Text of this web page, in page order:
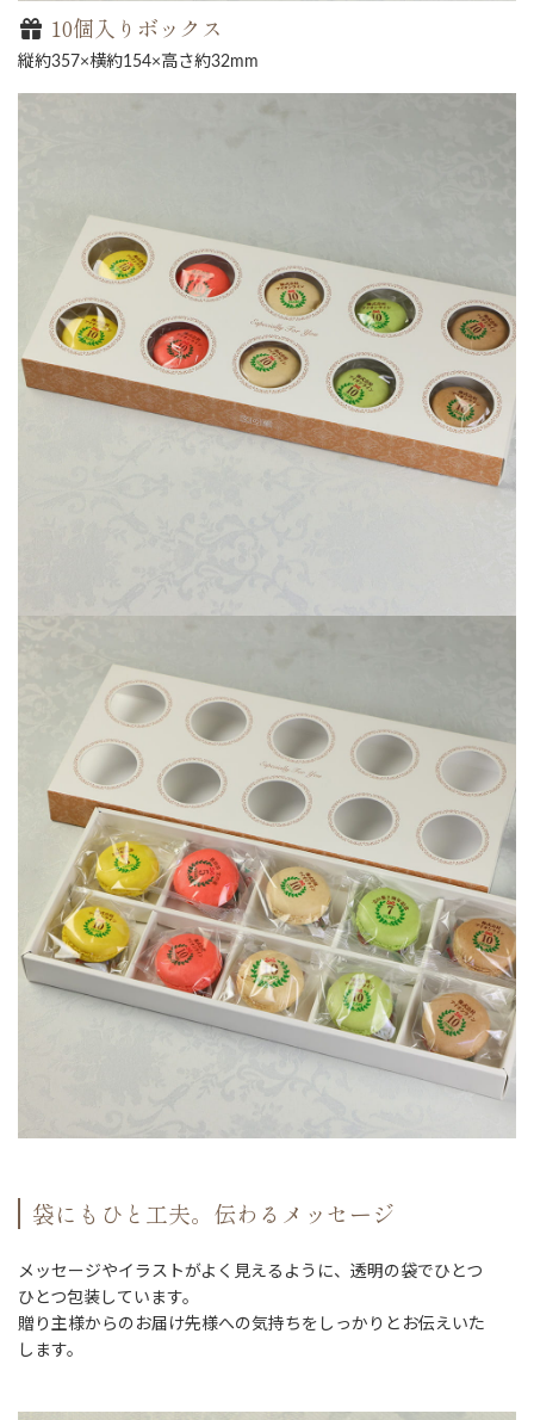
10個入りボックス
縦約357×横約154×高さ約32mm
袋にもひと工夫。伝わるメッセージ
メッセージやイラストがよく見えるように、透明の袋でひとつ
ひとつ包装しています。
贈り主様からのお届け先様への気持ちをしっかりとお伝えいた
します。